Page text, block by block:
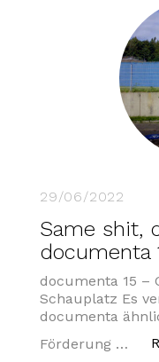
29/06/2022
Same shit,
documenta
documenta 15 –
Schauplatz Es
documenta
Förderung …